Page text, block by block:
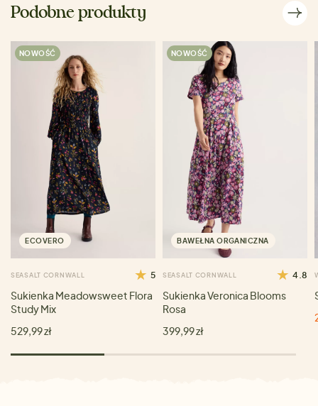
Podobne produkty
NOWOŚĆ
ECOVERO
SEASALT CORNWALL 5
Sukienka Meadowsweet Flora
Study Mix
529,99 zł
NOWOŚĆ
BAWEŁNA ORGANICZNA
SEASALT CORNWALL 4.8
Sukienka Veronica Blooms
Rosa
399,99 zł